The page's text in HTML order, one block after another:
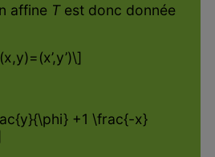
affine Test donc donnée
+1 \frac{-x}